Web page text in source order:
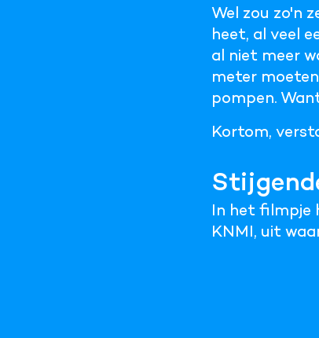
Wel zou zo'n
heet, al veel
al niet meer
meter
pompen.
Kortom,
In het filmpje
KNMI, uit